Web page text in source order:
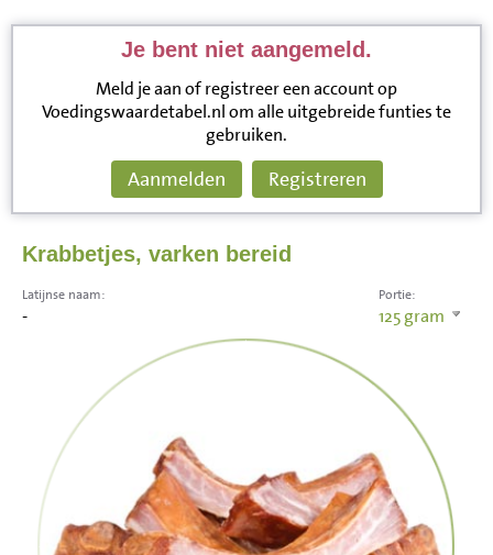
Je bent niet aangemeld.
Meld je aan of registreer een account op
Voedingswaardetabel.nl om alle uitgebreide funties te
gebruiken.
Aanmelden Registreren
Krabbetjes, varken bereid
Portie:
125gram
Latijnse naam:
-